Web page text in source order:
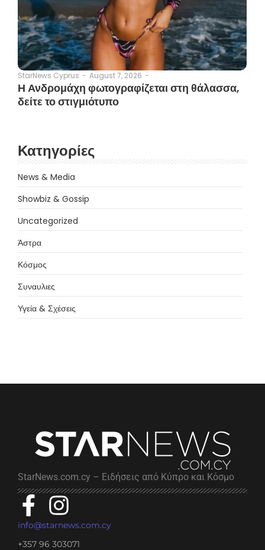
StarNews Cyprus - August 7, 2026 -
Η Ανδρομάχη φωτογραφίζεται στη θάλασσα,
δείτε το στιγμιότυπο
Κατηγορίες
News & Media
Showbiz & Gossip
Uncategorized
Άστρα
Κόσμος
Συναυλιες
Υγεία & Σχέσεις
StarNews.com.cy – Ειδήσεις από Κύπρο και Κόσμο
info@starnews.com.cy
+357 96 303071